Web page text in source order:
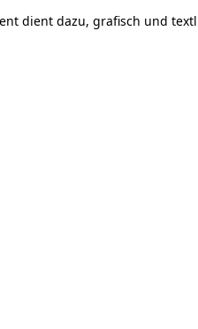
dient dazu, grafisch und